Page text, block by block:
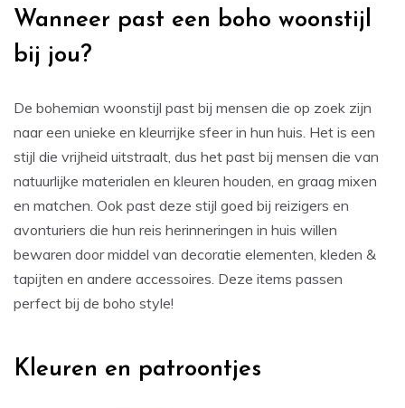
Wanneer past een boho woonstijl
bij jou?
De bohemian woonstijl past bij mensen die op zoek zijn
naar een unieke en kleurrijke sfeer in hun huis. Het is een
stijl die vrijheid uitstraalt, dus het past bij mensen die van
natuurlijke materialen en kleuren houden, en graag mixen
en matchen. Ook past deze stijl goed bij reizigers en
avonturiers die hun reis herinneringen in huis willen
bewaren door middel van decoratie elementen, kleden &
tapijten en andere accessoires. Deze items passen
perfect bij de boho style!
Kleuren en patroontjes